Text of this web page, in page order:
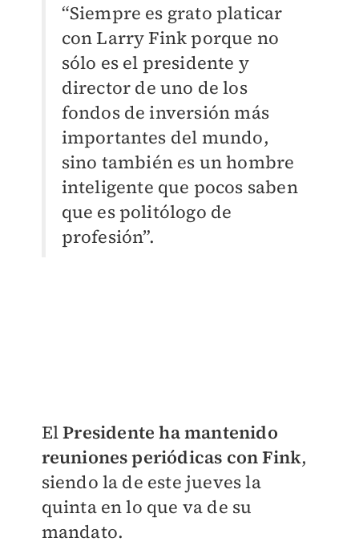
“Siempre es grato platicar
con Larry Fink porque no
sólo es el presidente y
director de uno de los
fondos de inversión más
importantes del mundo,
sino también es un hombre
inteligente que pocos saben
que es politólogo de
profesión”.
ElPresidente ha mantenido
reuniones periódicas con Fink,
siendo la de este jueves la
quinta en lo que va de su
mandato.